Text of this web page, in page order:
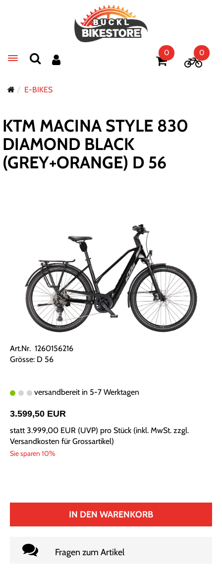
Toggle navigation
0 0
E-BIKES
KTM MACINA STYLE 830
DIAMOND BLACK
(GREY+ORANGE) D 56
Art.Nr. 1260156216
Grösse: D 56
versandbereit in 5-7 Werktagen
3.599,50 EUR
statt3.999,00 EUR (UVP) pro Stück (inkl. MwSt. zzgl.
Versandkosten für Grossartikel)
Sie sparen 10%
IN DEN WARENKORB
Fragen zum Artikel